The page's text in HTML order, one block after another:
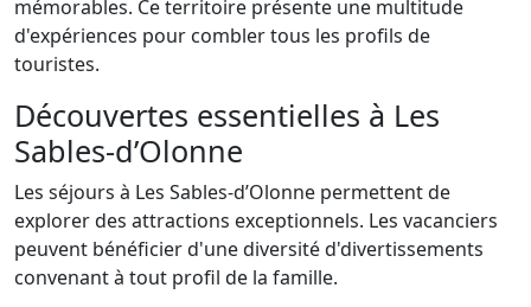
mémorables. Ce territoire présente une multitude
d'expériences pour combler tous les profils de
touristes.
Découvertes essentielles à Les
Sables-d’Olonne
Les séjours à Les Sables-d’Olonne permettent de
explorer des attractions exceptionnels. Les vacanciers
peuvent bénéficier d'une diversité d'divertissements
convenant à tout profil de la famille.